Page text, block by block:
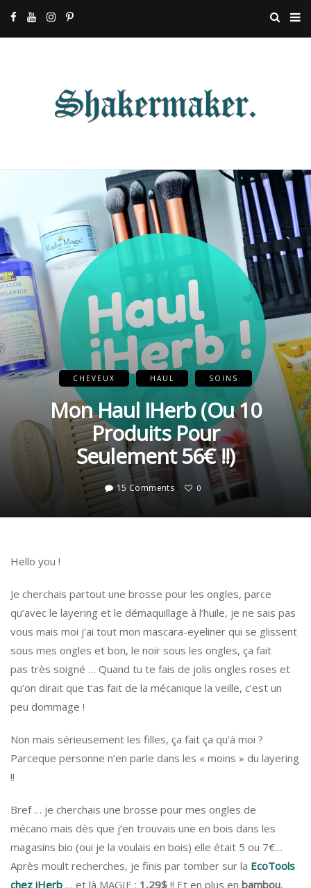
CHEVEUX HAUL SOINS
Mon Haul IHerb (ou 10
Produits Pour
Seulement 56€ !!)
15 Comments 0
Hello you !
Je cherchais partout une brosse pour les ongles, parce
qu’avec le layering et le démaquillage à l’huile, je ne sais pas
vous mais moi j’ai tout mon mascara-eyeliner qui se glissent
sous mes ongles et bon, le noir sous les ongles, ça fait
pas très soigné … Quand tu te fais de jolis ongles roses et
qu’on dirait que t’as fait de la mécanique la veille, c’est un
peu dommage !
Non mais sérieusement les filles, ça fait ça qu’à moi ?
Parceque personne n’en parle dans les « moins » du layering
!!
Bref … je cherchais une brosse pour mes ongles de
mécano mais dès que j’en trouvais une en bois dans les
magasins bio (oui je la voulais en bois) elle était 5 ou 7€…
Après moult recherches, je finis par tomber sur la EcoTools
chez iHerb … et là MAGIE : 1,29$ !! Et en plus en bambou,